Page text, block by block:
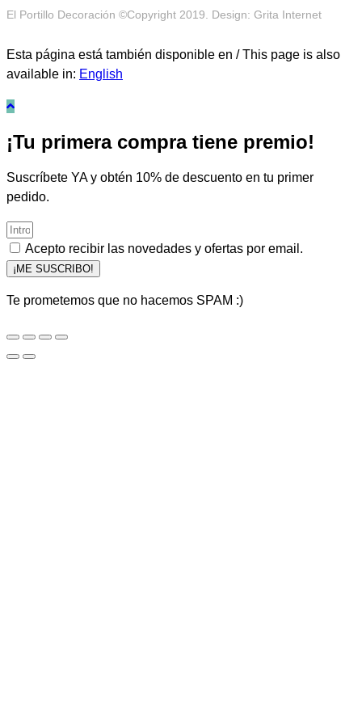
El Portillo Decoración ©Copyright 2019. Design: Grita Internet
Esta página está también disponible en / This page is also
available in: English
¡Tu primera compra tiene premio!
Suscríbete YA y obtén 10% de descuento en tu primer
pedido.
Acepto recibir las novedades y ofertas por email.
¡ME SUSCRIBO!
Te prometemos que no hacemos SPAM :)